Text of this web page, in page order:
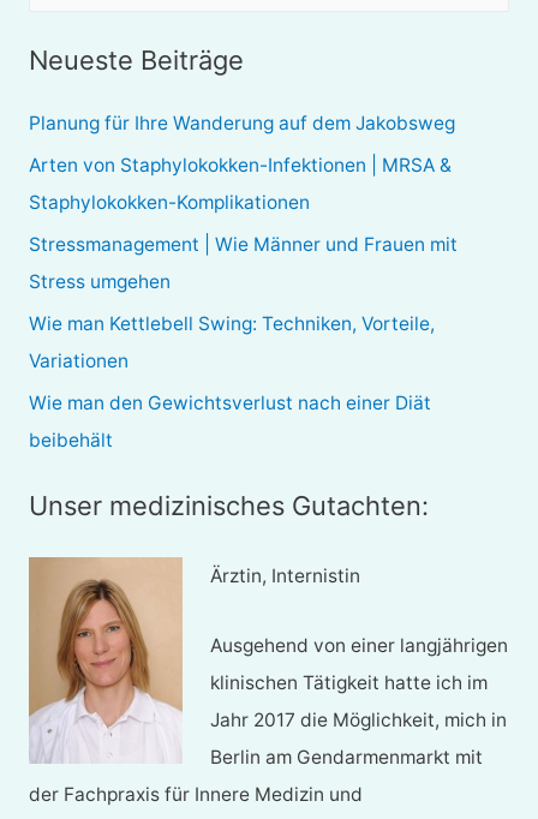
e
n
n
Neueste Beiträge
Planung für Ihre Wanderung auf dem Jakobsweg
Arten von Staphylokokken-Infektionen | MRSA &
Staphylokokken-Komplikationen
Stressmanagement | Wie Männer und Frauen mit
Stress umgehen
Wie man Kettlebell Swing: Techniken, Vorteile,
Variationen
Wie man den Gewichtsverlust nach einer Diät
beibehält
Unser medizinisches Gutachten:
Ärztin, Internistin
Ausgehend von einer langjährigen
klinischen Tätigkeit hatte ich im
Jahr 2017 die Möglichkeit, mich in
Berlin am Gendarmenmarkt mit
der Fachpraxis für Innere Medizin und